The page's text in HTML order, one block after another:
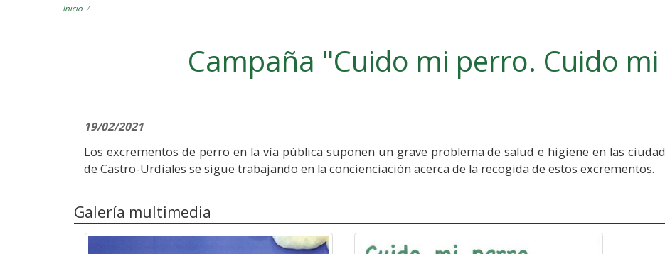
Inicio
Campaña "Cuido mi perro. Cuido
19/02/2021
Los excrementos de perro en la vía pública suponen un grave problema de salud e higiene en las
de Castro-Urdiales se sigue trabajando en la concienciación acerca de la recogida de estos excrementos.
Galería multimedia